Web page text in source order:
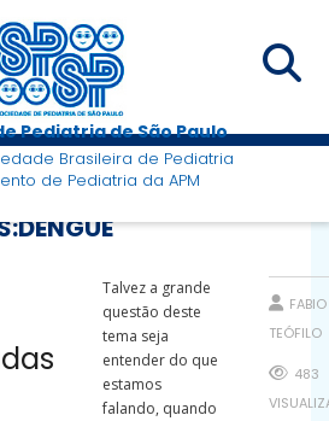
Pediatria de São Paulo
Brasileira de Pediatria
de Pediatria da APM
DENGUE
Talvez a grande
questão deste
tema seja
entender do que
estamos
falando, quando
FABIO
TEÓFILO
483